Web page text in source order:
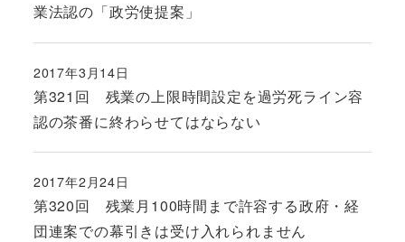
業法認の「政労使提案」
第321回 残業の上限時間設定を過労死ライン容
認の茶番に終わらせてはならない
投稿日
2017年3月14日
第320回 残業月100時間まで許容する政府・経
団連案での幕引きは受け入れられません
投稿日
2017年2月24日